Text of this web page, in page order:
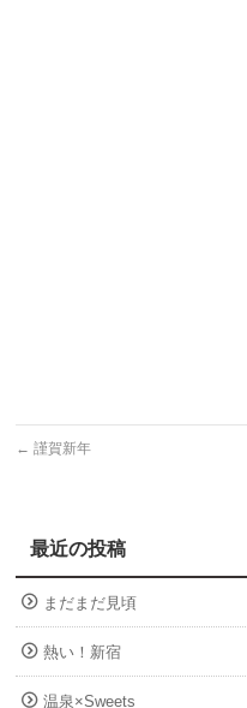
← 謹賀新年
最近の投稿
まだまだ見頃
熱い！新宿
温泉×Sweets